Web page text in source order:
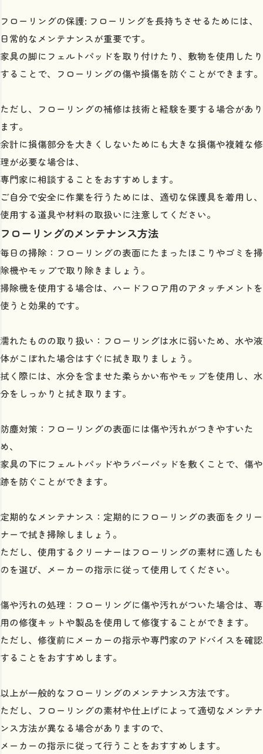
フローリングの保護: フローリングを長持ちさせるためには、
日常的なメンテナンスが重要です。
家具の脚にフェルトパッドを取り付けたり、敷物を使用したり
することで、フローリングの傷や損傷を防ぐことができます。
ただし、フローリングの補修は技術と経験を要する場合があり
ます。
余計に損傷部分を大きくしないためにも大きな損傷や複雑な修
理が必要な場合は、
専門家に相談することをおすすめします。
ご自分で安全に作業を行うためには、適切な保護具を着用し、
使用する道具や材料の取扱いに注意してください。
フローリングのメンテナンス方法
毎日の掃除：フローリングの表面にたまったほこりやゴミを掃
除機やモップで取り除きましょう。
掃除機を使用する場合は、ハードフロア用のアタッチメントを
使うと効果的です。
濡れたものの取り扱い：フローリングは水に弱いため、水や液
体がこぼれた場合はすぐに拭き取りましょう。
拭く際には、水分を含ませた柔らかい布やモップを使用し、水
分をしっかりと拭き取ります。
防塵対策：フローリングの表面には傷や汚れがつきやすいた
め、
家具の下にフェルトパッドやラバーパッドを敷くことで、傷や
跡を防ぐことができます。
定期的なメンテナンス：定期的にフローリングの表面をクリー
ナーで拭き掃除しましょう。
ただし、使用するクリーナーはフローリングの素材に適したも
のを選び、メーカーの指示に従って使用してください。
傷や汚れの処理：フローリングに傷や汚れがついた場合は、専
用の修復キットや製品を使用して修復することができます。
ただし、修復前にメーカーの指示や専門家のアドバイスを確認
することをおすすめします。
以上が一般的なフローリングのメンテナンス方法です。
ただし、フローリングの素材や仕上げによって適切なメンテナ
ンス方法が異なる場合がありますので、
メーカーの指示に従って行うことをおすすめします。